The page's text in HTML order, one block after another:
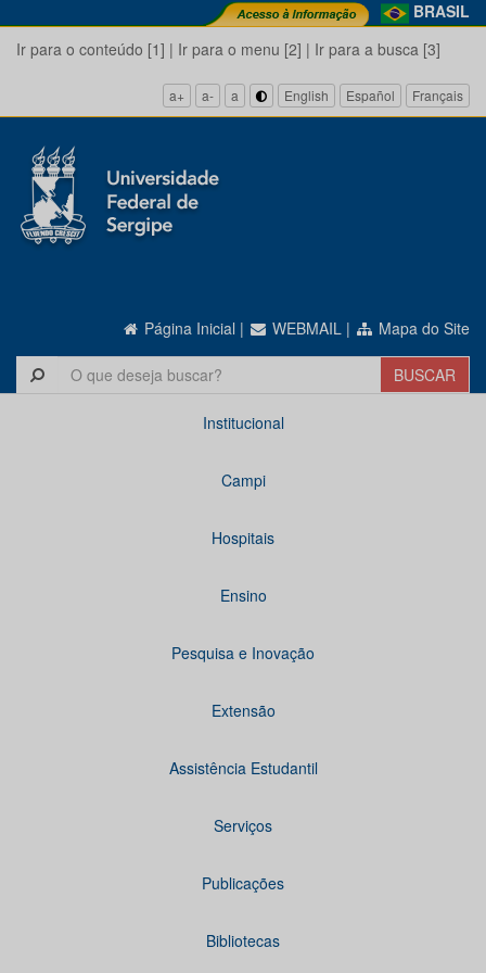
BRASIL
Ir para o conteúdo [1] | Ir para o menu [2] | Ir para a busca [3]
a+ a- a English Español Français
Página Inicial | WEBMAIL | Mapa do Site
Institucional
Campi
Hospitais
Ensino
Pesquisa e Inovação
Extensão
Assistência Estudantil
Serviços
Publicações
Bibliotecas